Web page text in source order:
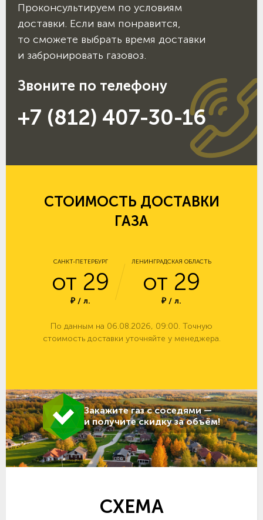
Проконсультируем по условиям
доставки. Если вам понравится,
то сможете выбрать время доставки
и забронировать газовоз.
Звоните по телефону
+7 (812) 407-30-16
СТОИМОСТЬ ДОСТАВКИ
ГАЗА
САНКТ-ПЕТЕРБУРГ
от 29
₽ / л.
ЛЕНИНГРАДСКАЯ ОБЛАСТЬ
от 29
₽ / л.
По данным на 06.08.2026, 09:00. Точную
стоимость доставки уточняйте у менеджера.
Закажите газ с соседями —
и получите скидку за объём!
СХЕМА